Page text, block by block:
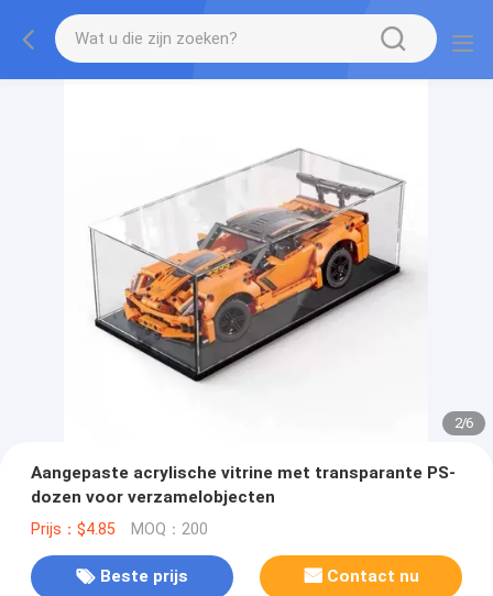
2/6
Aangepaste acrylische vitrine met transparante PS-
dozen voor verzamelobjecten
Prijs：$4.85 MOQ：200
Beste prijs Contact nu